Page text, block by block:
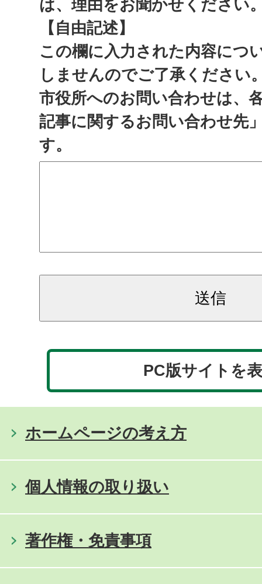
は、理由をお聞かせください
【自由記述】
この欄に入力された内容につ
しませんのでご了承ください
市役所へのお問い合わせは、
記事に関するお問い合わせ先
す。
PC版サイトを
ホームページの考え方
個人情報の取り扱い
著作権・免責事項